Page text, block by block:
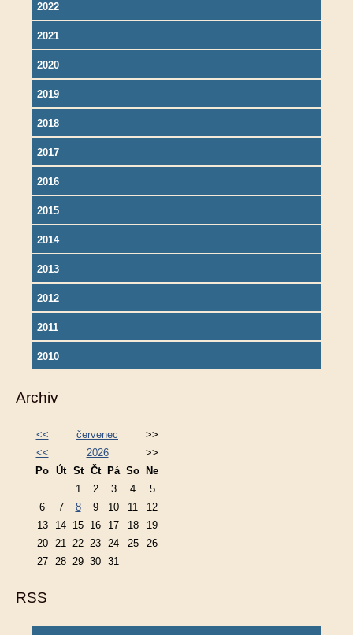
2022
2021
2020
2019
2018
2017
2016
2015
2014
2013
2012
2011
2010
Archiv
<< červenec
>>
<<
2026
>>
Po Út St Čt Pá So
Ne
1
2 3 4
5
6
7 8 9 10 11
12
13
14 15 16 17 18
19
20
21 22 23 24 25
26
27
28 29 30 31
RSS